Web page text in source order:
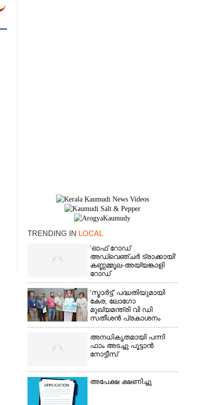
TRENDING IN LOCAL
'ഓഫ് റോഡ്
അഡ്വെഞ്ചർ ട്രാക്കായി'
കണ്ണമ്മൂല-അയ്യങ്കാളി
റോഡ്
'സ്മാർട്ട്' പദ്ധതിയുമായി
കേര; ലോഗോ
മുഖ്യമന്ത്രി വി ഡി
സതീശൻ പ്രകാശനം
ചെയ്തു
അനധികൃതമായി പന്നി
ഫാം അടച്ചു പൂട്ടാൻ
നോട്ടീസ്
അപേക്ഷ ക്ഷണിച്ചു
×